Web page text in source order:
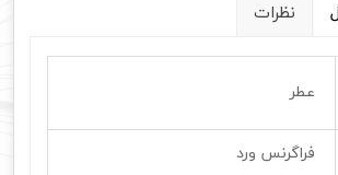
نظرات
عطر
فراگرنس ورد